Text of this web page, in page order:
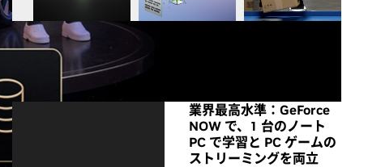
All NVIDIA News
業界最高水準：GeForce
NOW で、1 台のノート
PC で学習と PC ゲームの
ストリーミングを両立